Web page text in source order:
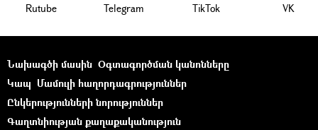
Rutube Telegram ТikТоk VK
Նախագծի մասին Օգտագործման կանոնները
Կապ Մամուլի հաղորդագրություններ
Ընկերությունների նորություններ
Գաղտնիության քաղաքականություն